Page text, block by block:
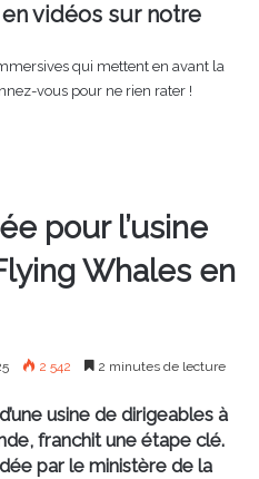
vidéos sur notre
qui mettent en avant la
vous pour ne rien rater !
pour l’usine
Whales en
2 542 2 minutes de lecture
usine de dirigeables à
franchit une étape clé.
par le ministère de la